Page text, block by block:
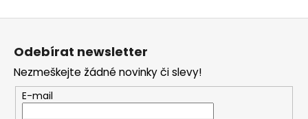
Z
Odebírat newsletter
Nezmeškejte žádné novinky či slevy!
E-mail